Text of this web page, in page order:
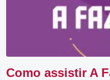
Como assistir A